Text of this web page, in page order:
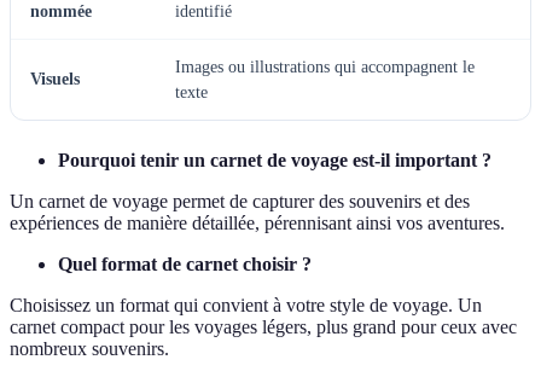
nommée
identifié
Visuels
Images ou illustrations qui accompagnent le
texte
Pourquoi tenir un carnet de voyage est-il important ?
Un carnet de voyage permet de capturer des souvenirs et des
expériences de manière détaillée, pérennisant ainsi vos aventures.
Quel format de carnet choisir ?
Choisissez un format qui convient à votre style de voyage. Un
carnet compact pour les voyages légers, plus grand pour ceux avec
nombreux souvenirs.